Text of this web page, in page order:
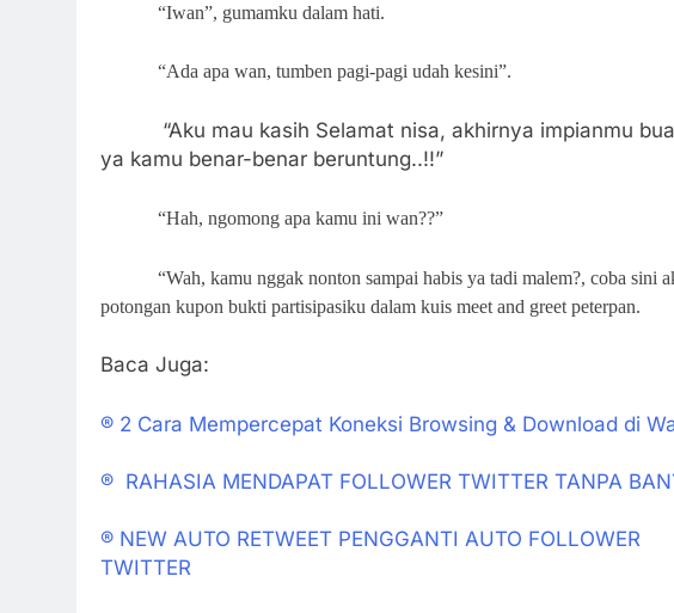
“Iwan”, gumamku dalam hati.
“Ada apa wan, tumben pagi-pagi udah kesini”.
“Aku mau kasih Selamat nisa, akhirnya impianmu
ya kamu benar-benar beruntung..!!”
“Hah, ngomong apa kamu ini wan??”
“Wah, kamu nggak nonton sampai habis ya tadi malem?, coba
potongan kupon bukti partisipasiku dalam kuis meet and greet peterpan.
Baca Juga:
® 2 Cara Mempercepat Koneksi Browsing & Download di
® RAHASIA MENDAPAT FOLLOWER TWITTER TANPA
® NEW AUTO RETWEET PENGGANTI AUTO FOLLOWER
TWITTER